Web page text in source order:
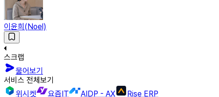
이윤희(Noel)
스크랩
물어보기
서비스 전체보기
위시켓
요즘IT AIDP - AX Rise ERP